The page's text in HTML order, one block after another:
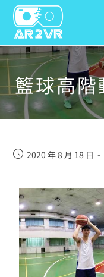
籃球高
2020 年 8 月 18 日